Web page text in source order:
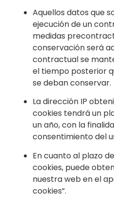
Aquellos datos que
ejecución de un
medidas
conservación será
contractual se
el tiempo posterior
se deban conservar.
La dirección IP
cookies tendrá un
un año, con la
consentimiento del
En cuanto al plazo
cookies, puede
nuestra web en el
cookies”.